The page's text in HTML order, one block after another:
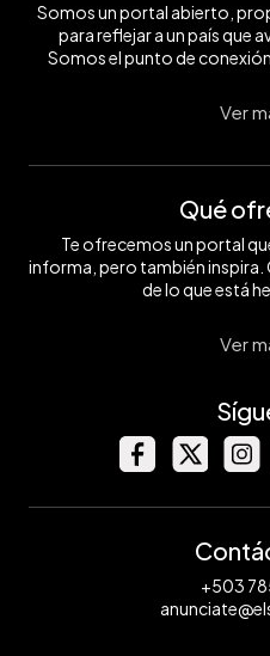
Somos un portal abierto,
para reflejar a un país que
Somos el punto de
Ver
Qué
Te ofrecemos un portal
informa, pero también
de lo que está
Ver
+503